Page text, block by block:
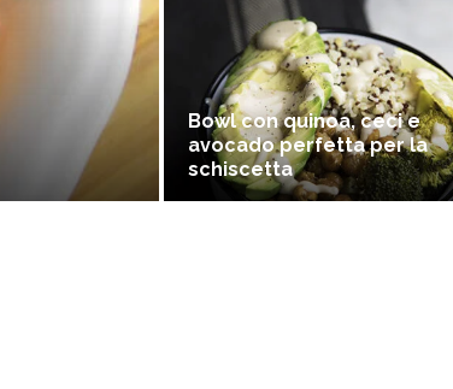
Bowl con quinoa, ceci e
avocado perfetta per la
schiscetta